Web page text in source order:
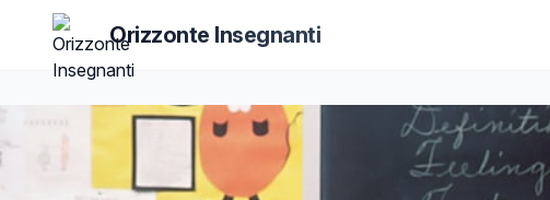
Orizzonte Insegnanti